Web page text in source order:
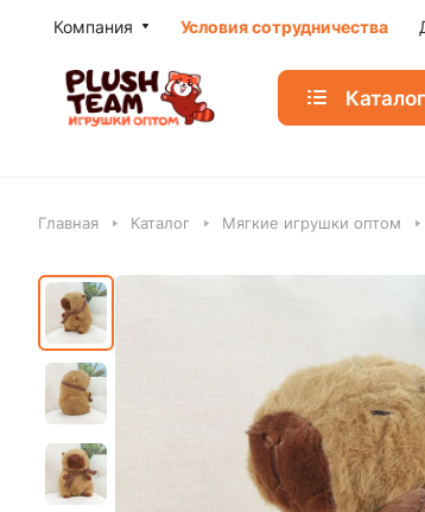
Компания Условия сотрудничества
Каталог
Главная Каталог Мягкие игрушки оптом